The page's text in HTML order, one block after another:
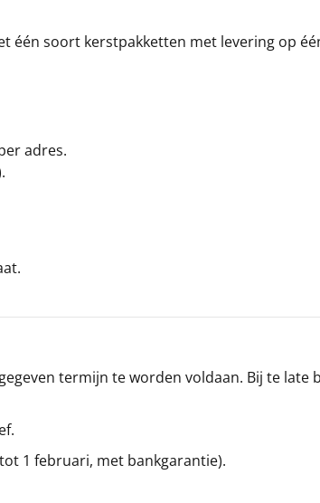
één soort kerstpakketten met levering op
adres.
termijn te worden voldaan. Bij te late
1 februari, met bankgarantie).